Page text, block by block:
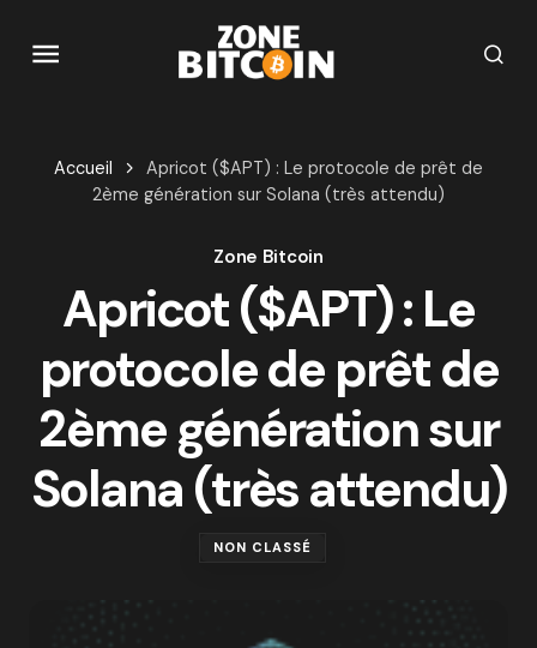
Accueil
Apricot ($APT) : Le protocole de prêt de
2ème génération sur Solana (très attendu)
Zone Bitcoin
Apricot ($APT) : Le
protocole de prêt de
2ème génération sur
Solana (très attendu)
NON CLASSÉ